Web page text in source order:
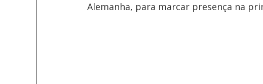
Alemanha, para marcar presença na